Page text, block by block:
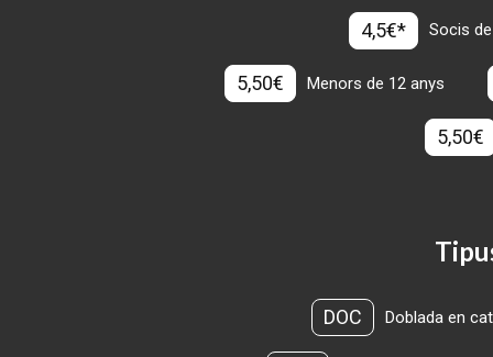
4,5€* Socis
5,50€ Menors de 12 anys
5,50€
DOC Doblada en